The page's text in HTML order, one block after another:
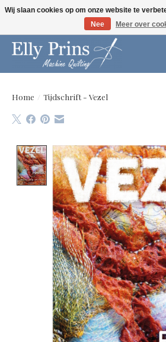
Let op: gewijzigde openingstijden!
Home / Tijdschrift - Vezel
Product image slideshow
Wij slaan cookies op om onze website te
Nee
Meer over